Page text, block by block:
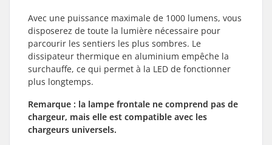
Avec une puissance maximale de 1000 lumens, vous
disposerez de toute la lumière nécessaire pour
parcourir les sentiers les plus sombres. Le
dissipateur thermique en aluminium empêche la
surchauffe, ce qui permet à la LED de fonctionner
plus longtemps.
Remarque : la lampe frontale ne comprend pas de
chargeur, mais elle est compatible avec les
chargeurs universels.